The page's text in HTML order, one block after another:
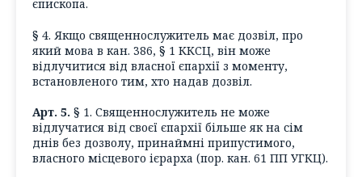
єпископа.
§ 4. Якщо священнослужитель має дозвіл, про
який мова в кан. 386, § 1 ККСЦ, він може
відлучитися від власної єпархії з моменту,
встановленого тим, хто надав дозвіл.
Арт. 5. § 1. Священнослужитель не може
відлучатися від своєї єпархії більше як на сім
днів без дозволу, принаймні припустимого,
власного місцевого ієрарха (пор. кан. 61 ПП УГКЦ).